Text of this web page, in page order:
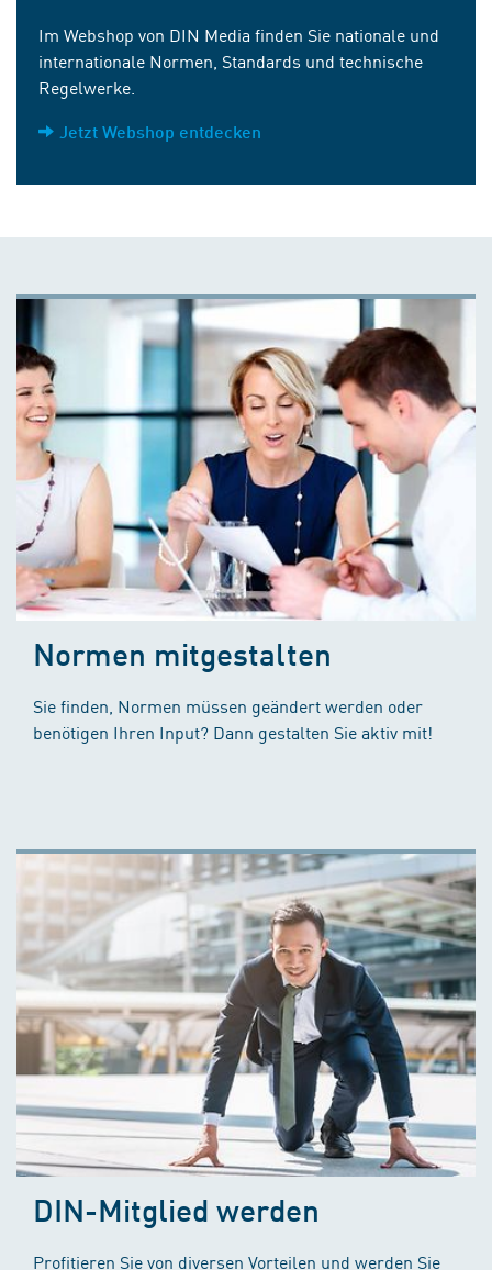
Im Webshop von DIN Media finden Sie nationale und
internationale Normen, Standards und technische
Regelwerke.
Jetzt Webshop entdecken
Normen mitgestalten
Sie finden, Normen müssen geändert werden oder
benötigen Ihren Input? Dann gestalten Sie aktiv mit!
DIN-Mitglied werden
Profitieren Sie von diversen Vorteilen und werden Sie